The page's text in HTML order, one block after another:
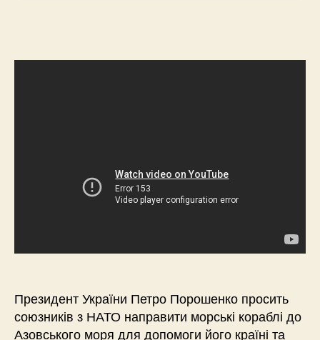
Президент України Петро Порошенко просить
союзників з НАТО направити морські кораблі до
Азовського моря для допомоги його країні та